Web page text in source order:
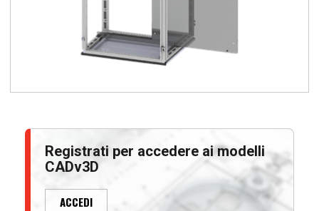
Registrati per accedere ai modelli
CADv3D
ACCEDI